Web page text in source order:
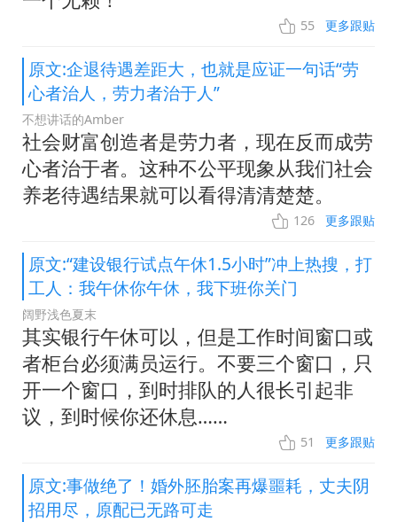
55 更多跟贴
原文:企退待遇差距大，也就是应证一句话“劳
心者治人，劳力者治于人”
不想讲话的Amber
社会财富创造者是劳力者，现在反而成劳
心者治于者。这种不公平现象从我们社会
养老待遇结果就可以看得清清楚楚。
126 更多跟贴
原文:“建设银行试点午休1.5小时”冲上热搜，打
工人：我午休你午休，我下班你关门
阔野浅色夏末
其实银行午休可以，但是工作时间窗口或
者柜台必须满员运行。不要三个窗口，只
开一个窗口，到时排队的人很长引起非
议，到时候你还休息……
51 更多跟贴
原文:事做绝了！婚外胚胎案再爆噩耗，丈夫阴
招用尽，原配已无路可走